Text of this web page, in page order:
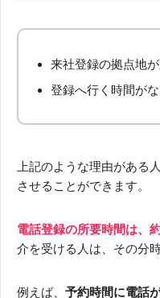
来社登録の拠点地
登録へ行く時間が
上記のような理由がある
させることができます。
電話登録の所要時間は、
介を受ける人は、その分
例えば、 予約時間に電話